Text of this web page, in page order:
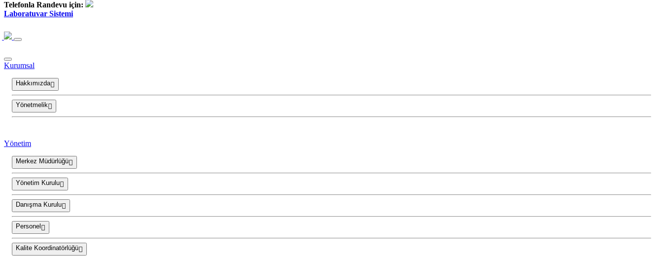
Telefonla Randevu için:
Laboratuvar Sistemi
Kurumsal
Hakkımızda
Yönetmelik
Yönetim
Merkez Müdürlüğü
Yönetim Kurulu
Danışma Kurulu
Personel
Kalite Koordinatörlüğü